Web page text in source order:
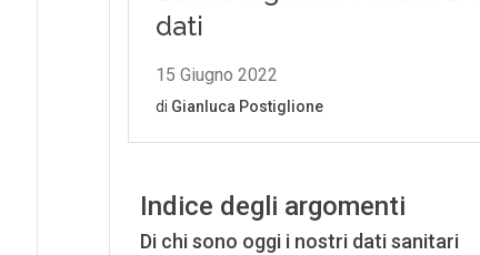
Indice degli argomenti
Di chi sono oggi i nostri dati sanitari